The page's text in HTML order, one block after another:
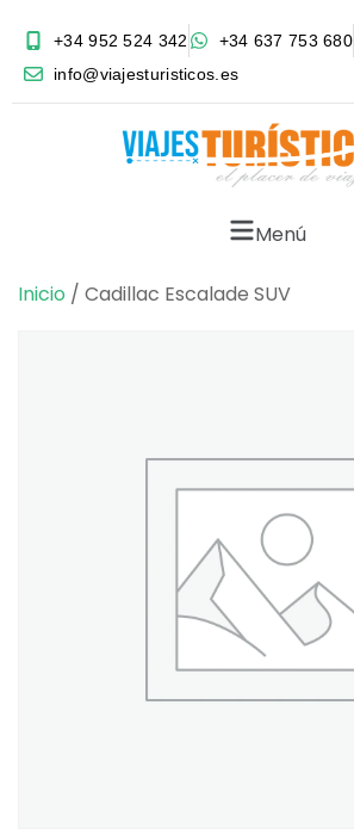
+34 952 524 342
+34 637 753 680
info@viajesturisticos.es
Menú
Inicio / Cadillac Escalade SUV